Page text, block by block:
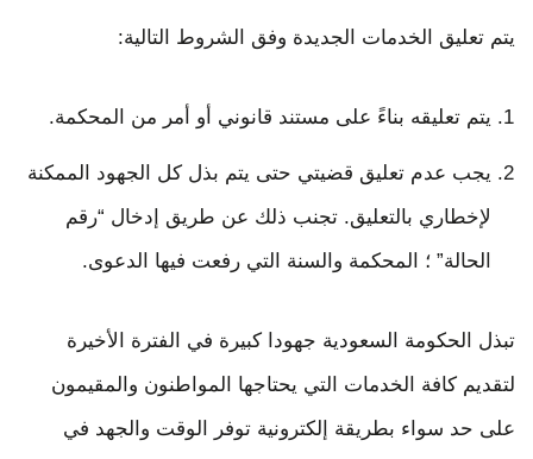
يتم تعليق الخدمات الجديدة وفق الشروط التالية:
يتم تعليقه بناءً على مستند قانوني أو أمر من المحكمة.
يجب عدم تعليق قضيتي حتى يتم بذل كل الجهود الممكنة
لإخطاري بالتعليق. تجنب ذلك عن طريق إدخال “رقم
الحالة” ؛ المحكمة والسنة التي رفعت فيها الدعوى.
تبذل الحكومة السعودية جهودا كبيرة في الفترة الأخيرة
لتقديم كافة الخدمات التي يحتاجها المواطنون والمقيمون
على حد سواء بطريقة إلكترونية توفر الوقت والجهد في